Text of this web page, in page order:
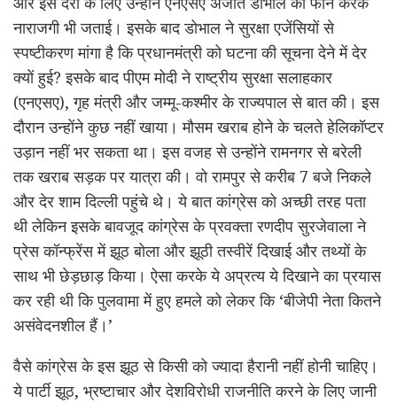
नाराजगी भी जताई। इसके बाद डोभाल ने सुरक्षा एजेंसियों से
स्पष्टीकरण मांगा है कि प्रधानमंत्री को घटना की सूचना देने में देर
क्यों हुई? इसके बाद पीएम मोदी ने राष्ट्रीय सुरक्षा सलाहकार
(एनएसए), गृह मंत्री और जम्मू-कश्मीर के राज्यपाल से बात की। इस
दौरान उन्होंने कुछ नहीं खाया। मौसम खराब होने के चलते हेलिकॉप्टर
उड़ान नहीं भर सकता था। इस वजह से उन्होंने रामनगर से बरेली
तक खराब सड़क पर यात्रा की। वो रामपुर से करीब 7 बजे निकले
और देर शाम दिल्ली पहुंचे थे। ये बात कांग्रेस को अच्छी तरह पता
थी लेकिन इसके बावजूद कांग्रेस के प्रवक्ता रणदीप सुरजेवाला ने
प्रेस कॉन्फ्रेंस में झूठ बोला और झूठी तस्वीरें दिखाई और तथ्यों के
साथ भी छेड़छाड़ किया। ऐसा करके ये अप्रत्य ये दिखाने का प्रयास
कर रही थी कि पुलवामा में हुए हमले को लेकर कि ‘बीजेपी नेता कितने
असंवेदनशील हैं।’
वैसे कांग्रेस के इस झूठ से किसी को ज्यादा हैरानी नहीं होनी चाहिए।
ये पार्टी झूठ, भ्रष्टाचार और देशविरोधी राजनीति करने के लिए जानी